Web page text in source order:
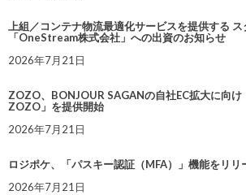
上組／コンテナ物流最適化サービスを提供する
「OneStream株式会社」への出資のお知らせ
2026年7月21日
ZOZO、BONJOUR SAGANの自社EC拡大に向
ZOZO」を提供開始
2026年7月21日
ロジポケ、「パスキー認証（MFA）」機能をリリ
2026年7月21日